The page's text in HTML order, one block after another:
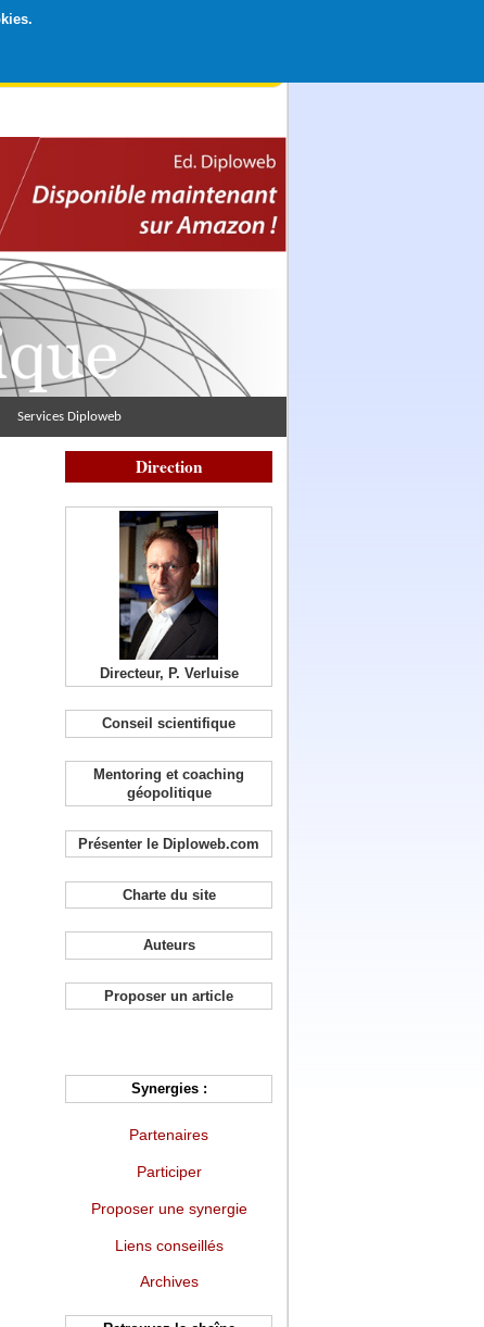
Services Diploweb
Direction
Directeur, P. Verluise
Conseil scientifique
Mentoring et coaching
géopolitique
Présenter le Diploweb.com
Charte du site
Auteurs
Proposer un article
Synergies :
Partenaires
Participer
Proposer une synergie
Liens conseillés
Archives